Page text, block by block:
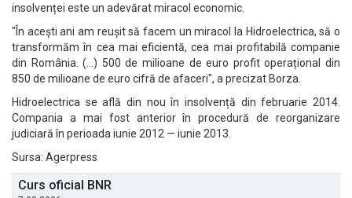
insolvenței este un adevărat miracol economic.
"În acești ani am reușit să facem un miracol la Hidroelectrica, să o
transformăm în cea mai eficientă, cea mai profitabilă companie
din România. (...) 500 de milioane de euro profit operațional din
850 de milioane de euro cifră de afaceri", a precizat Borza.
Hidroelectrica se află din nou în insolvență din februarie 2014.
Compania a mai fost anterior în procedură de reorganizare
judiciară în perioada iunie 2012 — iunie 2013.
Sursa: Agerpress
Curs oficial BNR